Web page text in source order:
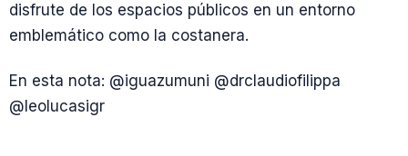
disfrute de los espacios públicos en un entorno
emblemático como la costanera.
En esta nota: @iguazumuni @drclaudiofilippa
@leolucasigr